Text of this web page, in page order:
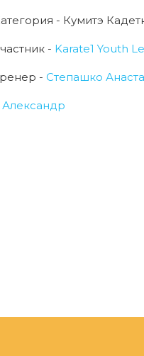
- Кумитэ
- Karate1 Youth
- Степашко